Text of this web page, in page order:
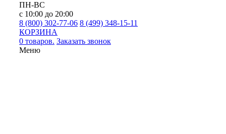
ПН-ВС
с 10:00 до 20:00
8 (800) 302-77-06 8 (499) 348-15-11
КОРЗИНА
0 товаров. Заказать звонок
Меню